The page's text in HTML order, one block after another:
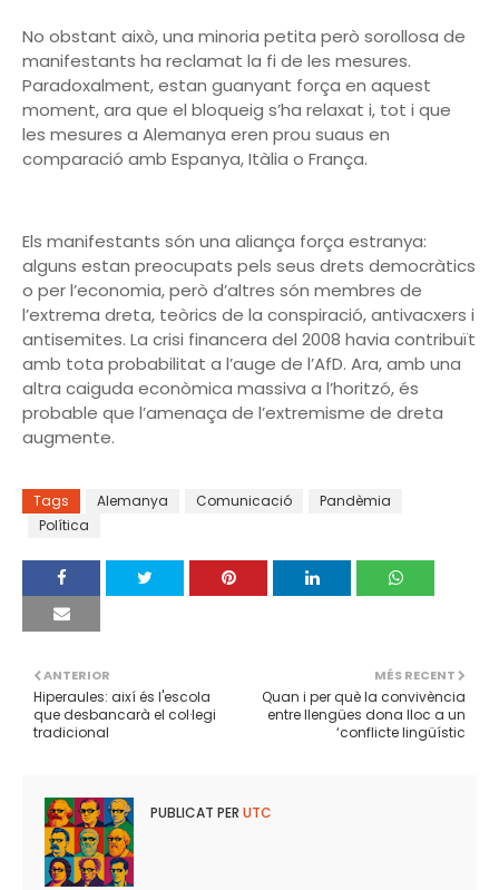
No obstant això, una minoria petita però sorollosa de
manifestants ha reclamat la fi de les mesures.
Paradoxalment, estan guanyant força en aquest
moment, ara que el bloqueig s’ha relaxat i, tot i que
les mesures a Alemanya eren prou suaus en
comparació amb Espanya, Itàlia o França.
Els manifestants són una aliança força estranya:
alguns estan preocupats pels seus drets democràtics
o per l’economia, però d’altres són membres de
l’extrema dreta, teòrics de la conspiració, antivacxers i
antisemites. La crisi financera del 2008 havia contribuït
amb tota probabilitat a l’auge de l’AfD. Ara, amb una
altra caiguda econòmica massiva a l’horitzó, és
probable que l’amenaça de l’extremisme de dreta
augmente.
Tags Alemanya Comunicació
Pandèmia
Política
MÉS RECENT
Quan i per què la convivència
entre llengües dona lloc a un
‘conflicte lingüístic
ANTERIOR
Hiperaules: així és l'escola
que desbancarà el col·legi
tradicional
PUBLICAT PER UTC